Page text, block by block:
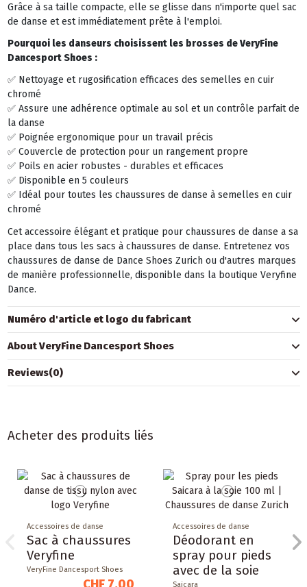
Grâce à sa taille compacte, elle se glisse dans n'importe quel sac
de danse et est immédiatement prête à l'emploi.
Pourquoi les danseurs choisissent les brosses de VeryFine
Dancesport Shoes :
✅ Nettoyage et rugosification efficaces des semelles en cuir
chromé
✅ Assure une adhérence optimale au sol et un contrôle parfait de
la danse
✅ Poignée ergonomique pour un travail précis
✅ Couvercle de protection pour un rangement propre
✅ Poils en acier robustes - durables et efficaces
✅ Disponible en 5 couleurs
✅ Idéal pour toutes les chaussures de danse à semelles en cuir
chromé
Cet accessoire élégant et pratique pour chaussures de danse a sa
place dans tous les sacs à chaussures de danse. Entretenez vos
chaussures de danse de Dance Shoes Zurich ou d'autres marques
de manière professionnelle, disponible dans la boutique Veryfine
Dance.
Numéro d'article et logo du fabricant
About VeryFine Dancesport Shoes
Reviews(0)
Acheter des produits liés
Accessoires de danse
Sac à chaussures
Veryfine
VeryFine Dancesport Shoes
Accessoires de danse
Déodorant en
spray pour pieds
avec de la soie
Saicara